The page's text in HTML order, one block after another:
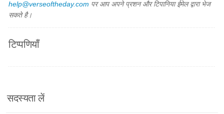
help@verseoftheday.com पर आप अपने प्रशन और टिपानिया ईमेल द्वारा भेज
सकते है।
टिप्पणियाँ
सदस्यता लें